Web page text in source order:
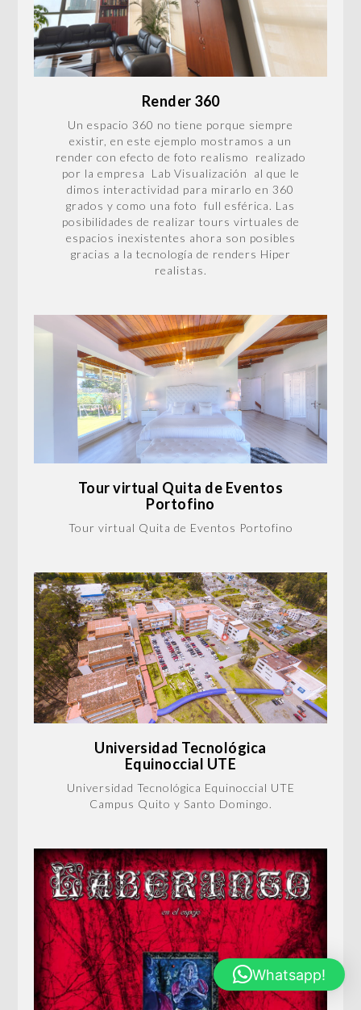
Render 360
Un espacio 360 no tiene porque siempre
existir, en este ejemplo mostramos a un
render con efecto de foto realismo realizado
por la empresa Lab Visualización al que le
dimos interactividad para mirarlo en 360
grados y como una foto full esférica. Las
posibilidades de realizar tours virtuales de
espacios inexistentes ahora son posibles
gracias a la tecnología de renders Hiper
realistas.
Tour virtual Quita de Eventos
Portofino
Tour virtual Quita de Eventos Portofino
Universidad Tecnológica
Equinoccial UTE
Universidad Tecnológica Equinoccial UTE
Campus Quito y Santo Domingo.
Whatsapp!